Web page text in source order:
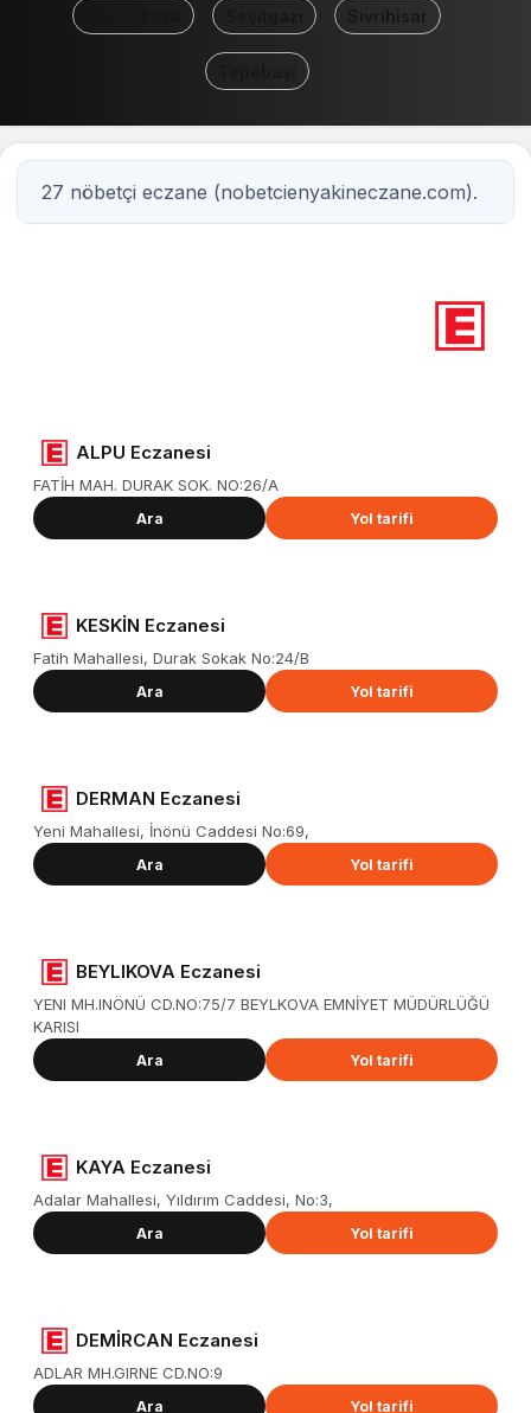
27 nöbetçi eczane (nobetcienyakineczane.com).
ALPU Eczanesi
FATİH MAH. DURAK SOK. NO:26/A
Ara Yol tarifi
KESKİN Eczanesi
Fatih Mahallesi, Durak Sokak No:24/B
Ara Yol tarifi
DERMAN Eczanesi
Yeni Mahallesi, İnönü Caddesi No:69,
Ara Yol tarifi
BEYLIKOVA Eczanesi
YENI MH.INÖNÜ CD.NO:75/7 BEYLKOVA EMNİYET MÜDÜRLÜĞÜ
KARISI
Ara Yol tarifi
KAYA Eczanesi
Adalar Mahallesi, Yıldırım Caddesi, No:3,
Ara Yol tarifi
DEMİRCAN Eczanesi
ADLAR MH.GIRNE CD.NO:9
Ara Yol tarifi